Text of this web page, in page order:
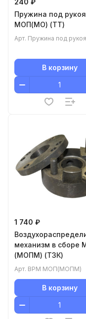
240 ₽
Пружина под
МОП(МО) (ТТ)
Арт. Пружина под
В корзину
1 740 ₽
механизм в сборе
(МОПМ) (ТЗК)
Арт. ВРМ МОП(МОПМ)
В корзину